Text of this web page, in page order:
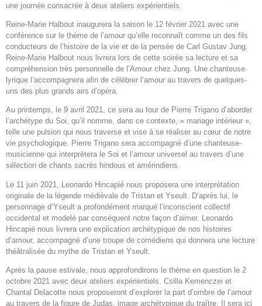
une journée consacrée à deux ateliers expérientiels.
Reine-Marie Halbout inaugurera la saison le 12 février 2021 avec une
conférence sur le thème de l’amour qu’elle reconnaît comme un des fils
conducteurs de l’histoire de la vie et de la pensée de Carl Gustav Jung.
Reine-Marie Halbout nous livrera lors de cette soirée sa lecture et sa
compréhension très personnelle de l’Amour chez Jung. Une chanteuse
lyrique l’accompagnera afin de célébrer l’amour au travers de quelques-
uns des plus grands airs d’opéra.
Au printemps, le 9 avril 2021, ce sera au tour de Pierre Trigano d’aborder
l’archétype du Soi, qu’il nomme, dans ce contexte, « mariage intérieur »,
telle une pulsion qui nous traverse et vise à se réaliser au cœur de notre
vie psychologique. Pierre Trigano sera accompagné d’une chanteuse-
musicienne qui interprètera le Soi et l’amour universel au travers d’une
sélection de chants sacrés hindous et amérindiens.
Le 11 juin 2021, Leonardo Hincapié nous proposera une interprétation
originale de la légende médiévale de Tristan et Yseult. D’après lui, le
personnage d’Yseult a profondément marqué l’inconscient collectif
occidental et modelé par conséquent notre façon d’aimer. Leonardo
Hincapié nous livrera une explication archétypique de nos histoires
d’amour, accompagné d’une troupe de comédiens qui donnera une lecture
théâtralisée du mythe de Tristan et Yseult.
Après la pause estivale, nous approfondirons le thème en question le 2
octobre 2021 avec deux ateliers expérientiels. Csilla Kemenczei et
Chantal Delacotte nous proposeront d’explorer la part d’ombre de l’amour
au travers de la figure de Judas, image archétypique du traître. Il sera ici